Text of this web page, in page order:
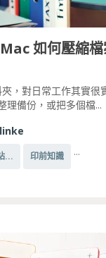
如何壓縮檔
，對日常工作其實很
理備份，或把多個檔...
... 印前知識 ...